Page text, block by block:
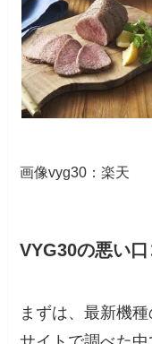
画像vyg30：楽天
VYG30の悪い口
まずは、最新機